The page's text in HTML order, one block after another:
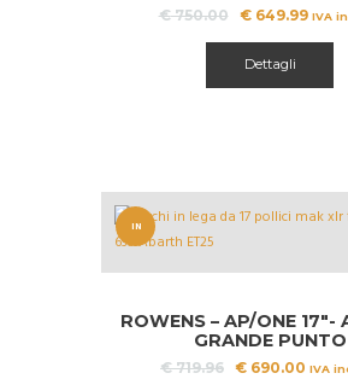
€750.00
Il
era:
€ 750.00.
€649.99Il
€
IVA
Dettagli
ha
del
IN
ROWENS – AP/ONE 17″-
GRANDE PUNTO
€719.96 Il
€ 690.00 IlIVA